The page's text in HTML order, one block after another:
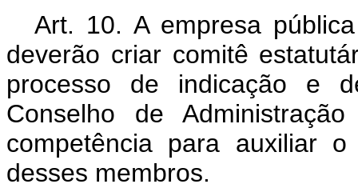
Art. 10. A empresa
deverão criar comitê
processo de indicação e
Conselho de
competência para auxiliar
desses membros.